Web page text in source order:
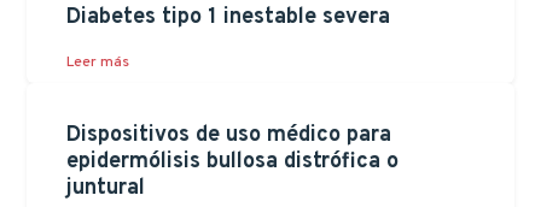
Diabetes tipo 1 inestable severa
Leer más
Dispositivos de uso médico para
epidermólisis bullosa distrófica o
juntural